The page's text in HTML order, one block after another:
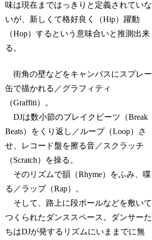
味は現在まではっきりと定義されていな
いが、新しくて格好良く（Hip）躍動
（Hop）するという意味合いと推測出来
る。
街角の壁などをキャンバスにスプレー
缶で描かれる／グラフィティ
（Graffiti）。
DJは数小節のブレイクビーツ（Break
Beats）をくり返し／ループ（Loop）さ
せ、レコード盤を擦る音／スクラッチ
（Scratch）を操る。
そのリズムで韻（Rhyme）をふみ、喋
る／ラップ（Rap）。
そして、路上に段ボールなどを敷いて
つくられたダンススペース。ダンサーた
ちはDJが発するリズムにいままでに無